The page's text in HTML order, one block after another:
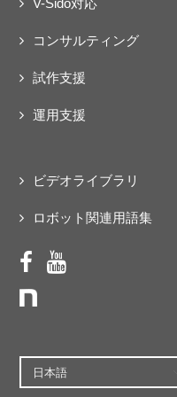
V-Sido対応
コンサルティング
試作支援
運用支援
ビデオライブラリ
ロボット関連用語集
日本語